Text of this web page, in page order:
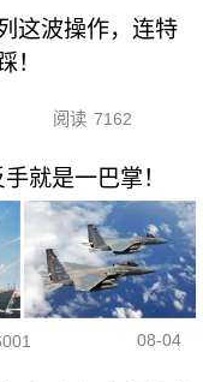
这波操作，连特
！
阅读 7162
就是一巴掌！
08-04